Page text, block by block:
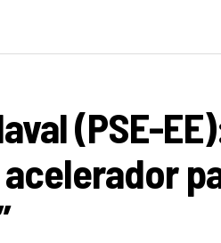
(PSE-